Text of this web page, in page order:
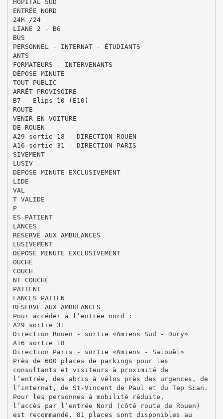
HÔPITAL SUD
ENTRÉE NORD
24H /24
LIANE 2 - B6
BUS
PERSONNEL - INTERNAT - ÉTUDIANTS
ANTS
FORMATEURS - INTERVENANTS
DÉPOSE MINUTE
TOUT PUBLIC
ARRÊT PROVISOIRE
B7 - Elips 10 (E10)
ROUTE
VENIR EN VOITURE
DE ROUEN
A29 sortie 18 - DIRECTION ROUEN
A16 sortie 31 - DIRECTION PARIS
SIVEMENT
LUSIV
DÉPOSE MINUTE EXCLUSIVEMENT
LIDE
VAL
T VALIDE
P
ES PATIENT
LANCES
RÉSERVÉ AUX AMBULANCES
LUSIVEMENT
DÉPOSE MINUTE EXCLUSIVEMENT
OUCHÉ
COUCH
NT COUCHÉ
PATIENT
LANCES PATIEN
RÉSERVÉ AUX AMBULANCES
Pour accéder à l’entrée nord :
A29 sortie 31
Direction Rouen - sortie «Amiens Sud - Dury»
A16 sortie 18
Direction Paris - sortie «Amiens - Salouël»
Près de 600 places de parkings pour les
consultants et visiteurs à proximité de
l’entrée, des abris à vélos près des urgences, de
l’internat, de St-Vincent de Paul et du Tep Scan.
Pour les personnes à mobilité réduite,
l’accès par l’entrée Nord (côté route de Rouen)
est recommandé. 81 places sont disponibles au